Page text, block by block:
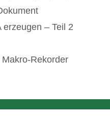
– Teil 2
Rekorder